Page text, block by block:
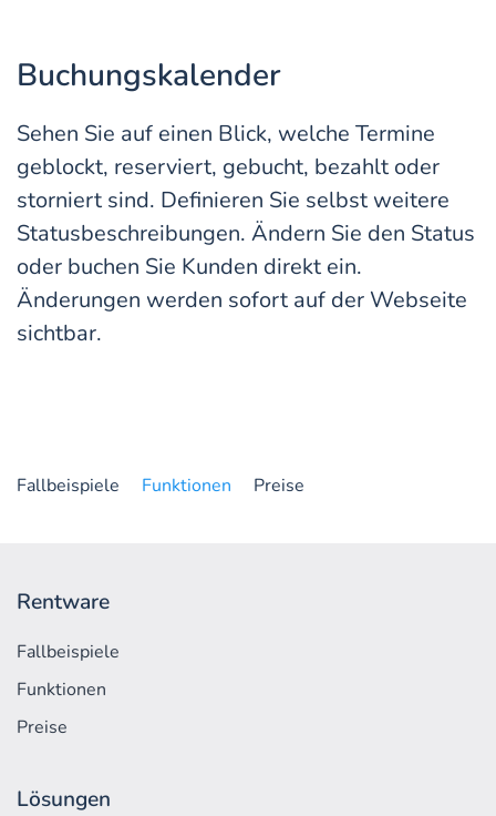
Buchungskalender
Sehen Sie auf einen Blick, welche Termine
geblockt, reserviert, gebucht, bezahlt oder
storniert sind. Definieren Sie selbst weitere
Statusbeschreibungen. Ändern Sie den Status
oder buchen Sie Kunden direkt ein.
Änderungen werden sofort auf der Webseite
sichtbar.
Fallbeispiele Funktionen Preise
Rentware
Fallbeispiele
Funktionen
Preise
Lösungen